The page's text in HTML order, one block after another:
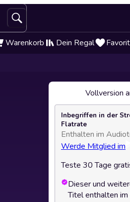
Warenkorb Dein Regal
Vollversion
Inbegriffen in der
Flatrate
Enthalten im
Werde Mitglied im
Teste 30 Tage
Dieser und
Titel enthalten im